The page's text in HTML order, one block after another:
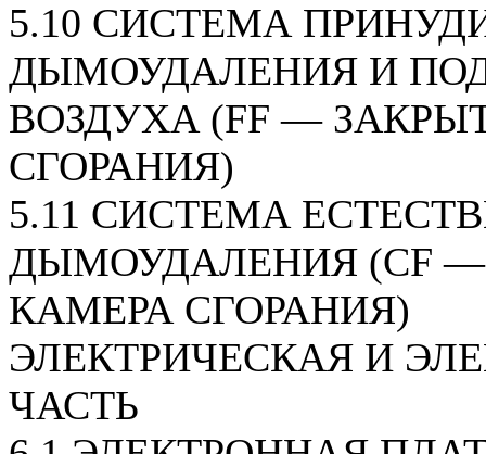
5.10 СИСТЕМА
ДЫМОУДАЛЕНИЯ И
ВОЗДУХА (FF —
СГОРАНИЯ)
5.11 СИСТЕМА
ДЫМОУДАЛЕНИЯ (CF
КАМЕРА СГОРАНИЯ)
ЭЛЕКТРИЧЕСКАЯ И
ЧАСТЬ